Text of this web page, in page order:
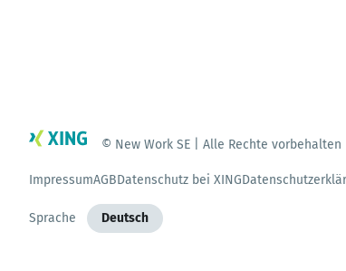
© New Work SE | Alle Rechte vorbehalten
ImpressumAGBDatenschutz bei XING
Sprache Deutsch